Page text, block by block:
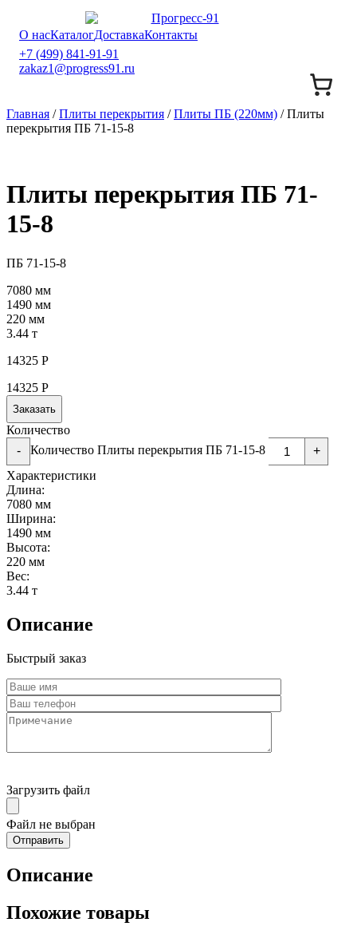
О насКаталогДоставкаКонтакты
+7 (499) 841-91-91
zakaz1@progress91.ru
Главная /Плиты перекрытия /Плиты ПБ (220мм) / Плиты
перекрытия ПБ 71-15-8
Плиты перекрытия ПБ 71-
15-8
ПБ 71-15-8
7080 мм
1490 мм
220 мм
3.44 т
14325 Р
14325 Р
Заказать
Количество
-
Количество Плиты перекрытия ПБ 71-15-8
+
Характеристики
Длина:
7080 мм
Ширина:
1490 мм
Высота:
220 мм
Вес:
3.44 т
Описание
Быстрый заказ
Загрузить файл
Файл не выбран
Описание
Похожие товары